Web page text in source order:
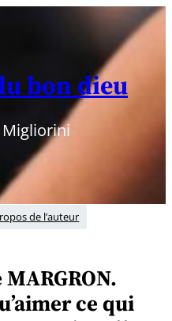
bon dieu
Migliorini
de l’auteur
ce qui